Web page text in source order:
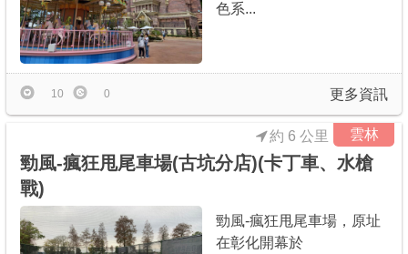
色系...
更多資訊
10 0
雲林
勁風-瘋狂甩尾車場(古坑分店)(卡丁車、水槍
戰)
約 6 公里
勁風-瘋狂甩尾車場，原址
在彰化開幕於